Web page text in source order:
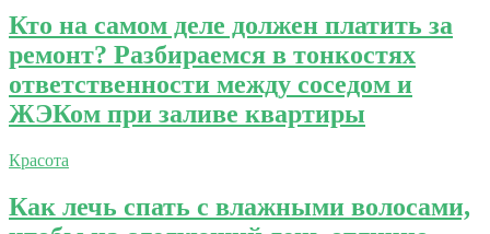
Кто на самом деле должен платить за
ремонт? Разбираемся в тонкостях
ответственности между соседом и
ЖЭКом при заливе квартиры
Красота
Как лечь спать с влажными волосами,